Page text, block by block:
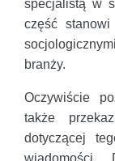
specjalistą w
część
branży.
Oczywiście
także
dotyczącej